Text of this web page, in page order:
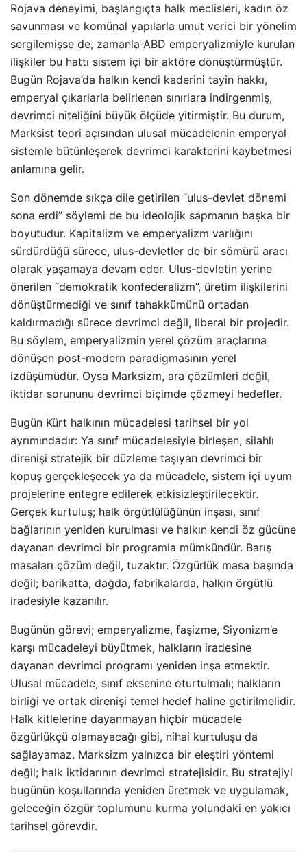
Rojava deneyimi, başlangıçta halk meclisleri, kadın öz
savunması ve komünal yapılarla umut verici bir yönelim
sergilemişse de, zamanla ABD emperyalizmiyle kurulan
ilişkiler bu hattı sistem içi bir aktöre dönüştürmüştür.
Bugün Rojava’da halkın kendi kaderini tayin hakkı,
emperyal çıkarlarla belirlenen sınırlara indirgenmiş,
devrimci niteliğini büyük ölçüde yitirmiştir. Bu durum,
Marksist teori açısından ulusal mücadelenin emperyal
sistemle bütünleşerek devrimci karakterini kaybetmesi
anlamına gelir.
Son dönemde sıkça dile getirilen “ulus-devlet dönemi
sona erdi” söylemi de bu ideolojik sapmanın başka bir
boyutudur. Kapitalizm ve emperyalizm varlığını
sürdürdüğü sürece, ulus-devletler de bir sömürü aracı
olarak yaşamaya devam eder. Ulus-devletin yerine
önerilen “demokratik konfederalizm”, üretim ilişkilerini
dönüştürmediği ve sınıf tahakkümünü ortadan
kaldırmadığı sürece devrimci değil, liberal bir projedir.
Bu söylem, emperyalizmin yerel çözüm araçlarına
dönüşen post-modern paradigmasının yerel
izdüşümüdür. Oysa Marksizm, ara çözümleri değil,
iktidar sorununu devrimci biçimde çözmeyi hedefler.
Bugün Kürt halkının mücadelesi tarihsel bir yol
ayrımındadır: Ya sınıf mücadelesiyle birleşen, silahlı
direnişi stratejik bir düzleme taşıyan devrimci bir
kopuş gerçekleşecek ya da mücadele, sistem içi uyum
projelerine entegre edilerek etkisizleştirilecektir.
Gerçek kurtuluş; halk örgütlülüğünün inşası, sınıf
bağlarının yeniden kurulması ve halkın kendi öz gücüne
dayanan devrimci bir programla mümkündür. Barış
masaları çözüm değil, tuzaktır. Özgürlük masa başında
değil; barikatta, dağda, fabrikalarda, halkın örgütlü
iradesiyle kazanılır.
Bugünün görevi; emperyalizme, faşizme, Siyonizm’e
karşı mücadeleyi büyütmek, halkların iradesine
dayanan devrimci programı yeniden inşa etmektir.
Ulusal mücadele, sınıf eksenine oturtulmalı; halkların
birliği ve ortak direnişi temel hedef haline getirilmelidir.
Halk kitlelerine dayanmayan hiçbir mücadele
özgürlükçü olamayacağı gibi, nihai kurtuluşu da
sağlayamaz. Marksizm yalnızca bir eleştiri yöntemi
değil; halk iktidarının devrimci stratejisidir. Bu stratejiyi
bugünün koşullarında yeniden üretmek ve uygulamak,
geleceğin özgür toplumunu kurma yolundaki en yakıcı
tarihsel görevdir.